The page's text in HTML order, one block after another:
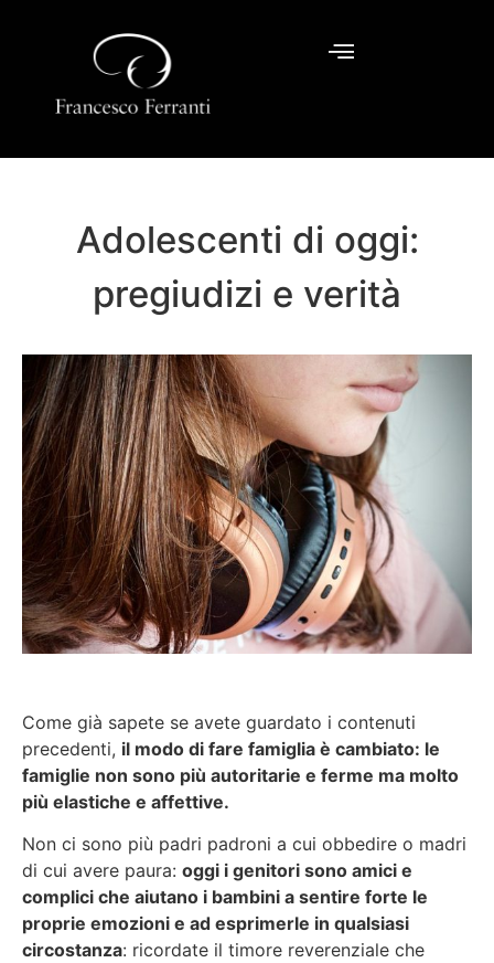
Adolescenti di oggi:
pregiudizi e verità
Come già sapete se avete guardato i contenuti
precedenti, il modo di fare famiglia è cambiato: le
famiglie non sono più autoritarie e ferme ma molto
più elastiche e affettive.
Non ci sono più padri padroni a cui obbedire o madri
di cui avere paura: oggi i genitori sono amici e
complici che aiutano i bambini a sentire forte le
proprie emozioni e ad esprimerle in qualsiasi
circostanza: ricordate il timore reverenziale che